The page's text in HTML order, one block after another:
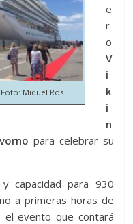
Miquel Ros
e
r
o
V
i
k
i
n
para celebrar su
capacidad para 930
a primeras horas de
el evento que contará